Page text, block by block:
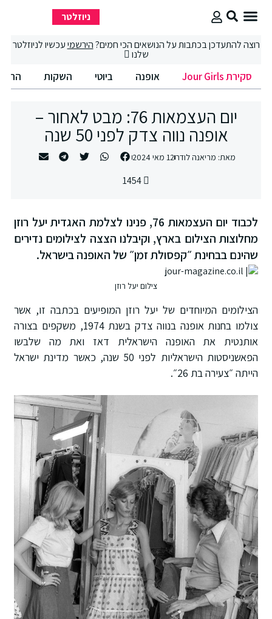
ניוזלטר
רוצה להתעדכן בכתבות על הנושאים הכי חמים?הירשמיעכשיו לניוזלטר
שלנו
סקירת Jour Girls אופנה ביוטי השקות
יום העצמאות 76: מבט לאחור –
אופנה נווה צדק לפני 50 שנה
מאת: מריאנה לודר12 מאי 2024
לכבוד יום העצמאות 76, פנינו לצלמת האגדית יעל רוזן
מחלוצות הצילום בארץ, וקיבלנו הצצה לצילומים נדירים
שהינם בבחינת ״קפסולת זמן״ של האופנה בישראל.
צילום יעל רוזן
הצילומים המיוחדים של יעל רוזן המופיעים בכתבה זו, אשר
צולמו בחנות אופנה בנווה צדק בשנת 1974, משקפים בצורה
אותנטית את האופנה הישראלית דאז ואת מה שלבשו
הפאשניסטות הישראליות לפני 50 שנה, כאשר מדינת ישראל
הייתה ״צעירה בת 26״.